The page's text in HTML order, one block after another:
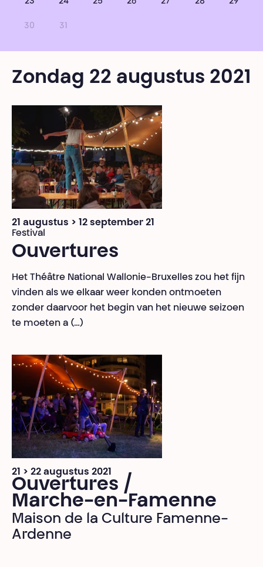
23 24 25 26 27 28 29
30 31
Zondag 22 augustus 2021
21 augustus > 12 september 21
Festival
Ouvertures
Het Théâtre National Wallonie-Bruxelles zou het fijn
vinden als we elkaar weer konden ontmoeten
zonder daarvoor het begin van het nieuwe seizoen
te moeten a (…)
21 > 22 augustus 2021
Ouvertures /
Marche-en-Famenne
Maison de la Culture Famenne-
Ardenne